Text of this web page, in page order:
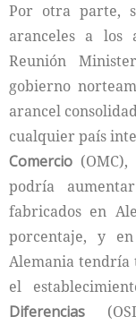
Por otra parte,
aranceles a los
Reunión
gobierno
arancel
cualquier país
Comercio
podría
fabricados en
porcentaje, y
Alemania tendría
el
Diferencias